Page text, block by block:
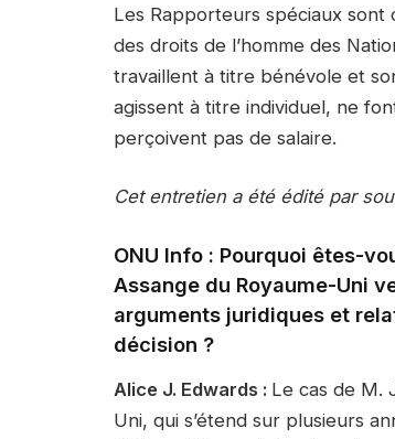
Les Rapporteurs spéciaux sont
des droits de l’homme des
travaillent à titre bénévole et
agissent à titre individuel, ne
perçoivent pas de salaire.
Cet entretien a été édité par
ONU Info : Pourquoi êtes-
Assange du Royaume-Uni
arguments juridiques et
décision ?
Alice J. Edwards : Le cas de M.
Uni, qui s’étend sur plusieurs